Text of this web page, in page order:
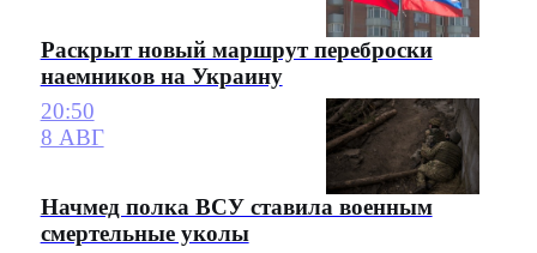
Раскрыт новый маршрут переброски
наемников на Украину
20:50
8 АВГ
Начмед полка ВСУ ставила военным
смертельные уколы